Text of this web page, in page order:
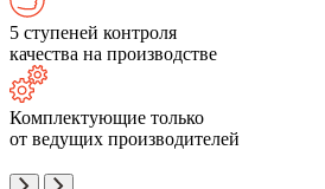
5 ступеней контроля
качества на производстве
Комплектующие только
от ведущих производителей